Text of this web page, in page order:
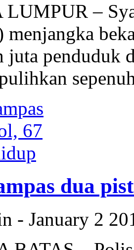
–
menjangka
juta penduduk
dua
- January 2